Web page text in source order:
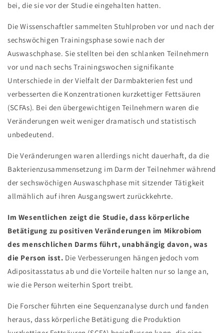
bei, die sie vor der Studie eingehalten hatten.
Die Wissenschaftler sammelten Stuhlproben vor und nach der
sechswöchigen Trainingsphase sowie nach der
Auswaschphase. Sie stellten bei den schlanken Teilnehmern
vor und nach sechs Trainingswochen signifikante
Unterschiede in der Vielfalt der Darmbakterien fest und
verbesserten die Konzentrationen kurzkettiger Fettsäuren
(SCFAs). Bei den übergewichtigen Teilnehmern waren die
Veränderungen weit weniger dramatisch und statistisch
unbedeutend.
Die Veränderungen waren allerdings nicht dauerhaft, da die
Bakterienzusammensetzung im Darm der Teilnehmer während
der sechswöchigen Auswaschphase mit sitzender Tätigkeit
allmählich auf ihren Ausgangswert zurückkehrte.
Im Wesentlichen zeigt die Studie, dass körperliche
Betätigung zu positiven Veränderungen im Mikrobiom
des menschlichen Darms führt, unabhängig davon, was
die Person isst. Die Verbesserungen hängen jedoch vom
Adipositasstatus ab und die Vorteile halten nur so lange an,
wie die Person weiterhin Sport treibt.
Die Forscher führten eine Sequenzanalyse durch und fanden
heraus, dass körperliche Betätigung die Produktion